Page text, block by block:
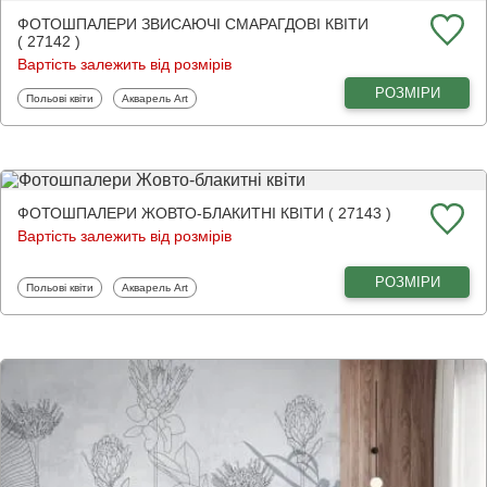
ФОТОШПАЛЕРИ ЗВИСАЮЧІ СМАРАГДОВІ КВІТИ
( 27142 )
Вартість залежить від розмірів
Фотошпалери
Польові квіти Фотошпалери
Акварель Art РОЗМІРИ
ФОТОШПАЛЕРИ ЖОВТО-БЛАКИТНІ КВІТИ ( 27143 )
Вартість залежить від розмірів
Фотошпалери
Польові квіти Фотошпалери
Акварель Art РОЗМІРИ